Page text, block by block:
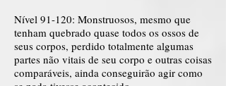
Nível 91-120: Monstruosos, mesmo que
tenham quebrado quase todos os ossos de
seus corpos, perdido totalmente algumas
partes não vitais de seu corpo e outras coisas
comparáveis, ainda conseguirão agir como